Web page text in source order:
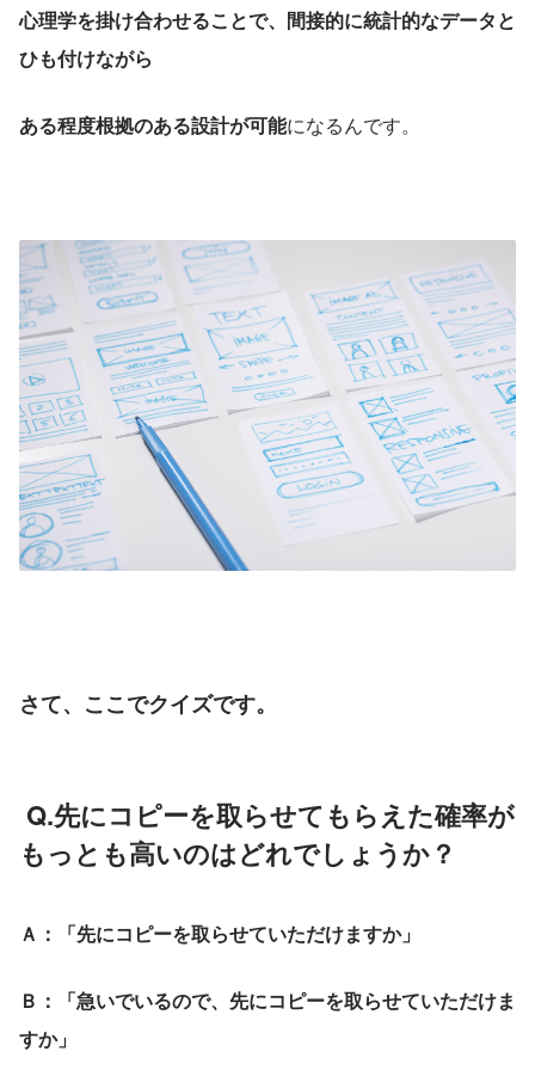
心理学を掛け合わせることで、間接的に統計的なデータと
ひも付けながら
ある程度根拠のある設計が可能になるんです。
さて、ここでクイズです。
もっとも高いのはどれでしょうか？
Ａ：「先にコピーを取らせていただけますか」
Ｂ：「急いでいるので、先にコピーを取らせていただけま
すか」